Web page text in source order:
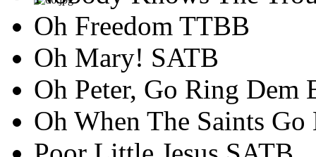
Oh Freedom TTBB
Oh Mary! SATB
Oh Peter, Go Ring Dem
Oh When The Saints